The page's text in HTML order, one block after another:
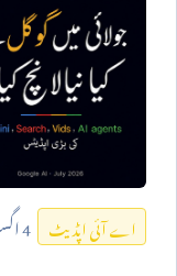
اے آئی اپڈیٹ 4